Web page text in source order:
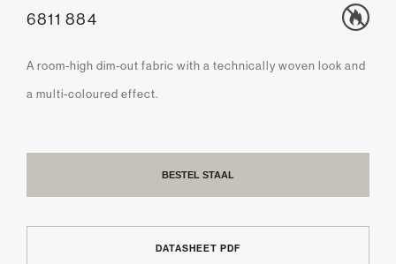
6811 884
A room-high dim-out fabric with a technically woven look and
a multi-coloured effect.
BESTEL STAAL
DATASHEET PDF